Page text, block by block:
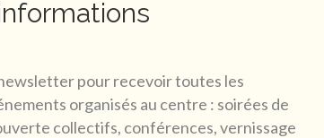
pour recevoir toutes les
organisés au centre : soirées de
collectifs, conférences, vernissage